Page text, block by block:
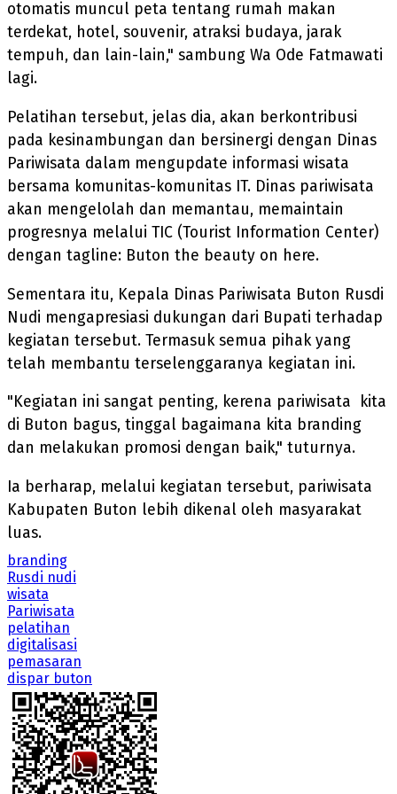
otomatis muncul peta tentang rumah makan
terdekat, hotel, souvenir, atraksi budaya, jarak
tempuh, dan lain-lain," sambung Wa Ode Fatmawati
lagi.
Pelatihan tersebut, jelas dia, akan berkontribusi
pada kesinambungan dan bersinergi dengan Dinas
Pariwisata dalam mengupdate informasi wisata
bersama komunitas-komunitas IT. Dinas pariwisata
akan mengelolah dan memantau, memaintain
progresnya melalui TIC (Tourist Information Center)
dengan tagline: Buton the beauty on here.
Sementara itu, Kepala Dinas Pariwisata Buton Rusdi
Nudi mengapresiasi dukungan dari Bupati terhadap
kegiatan tersebut. Termasuk semua pihak yang
telah membantu terselenggaranya kegiatan ini.
"Kegiatan ini sangat penting, kerena pariwisata kita
di Buton bagus, tinggal bagaimana kita branding
dan melakukan promosi dengan baik," tuturnya.
Ia berharap, melalui kegiatan tersebut, pariwisata
Kabupaten Buton lebih dikenal oleh masyarakat
luas.
branding
Rusdi nudi
wisata
Pariwisata
pelatihan
digitalisasi
pemasaran
dispar buton